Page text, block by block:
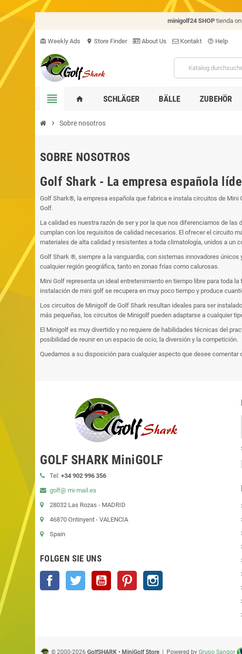
minigolf24 SHOP tienda
card_giftcard Weekly Ads location_on Store Finder About Us Kontakt help_outline Help
view_headline home SCHLÄGER BÄLLE ZUBEHÖR
chevron_right Sobre nosotros
SOBRE NOSOTROS
Golf Shark - La empresa española
Golf Shark®, la empresa española que fabrica e instala circuitos de Mini
Golf.
La calidad es nuestra razón de ser y por la que nos diferenciamos de
cumplan con los requisitos de calidad necesarios. El ofrecer el circuito
materiales de alta calidad y resistentes a toda climatología, unidos a un
Golf Shark ®, siempre a la vanguardia, con sistemas innovadores
cualquier región geográfica, tanto en zonas frías como calurosas.
Mini Golf representa un ideal entretenimiento en tiempo libre para toda
instalación de mini golf se recupera en muy poco tiempo y produce
Los circuitos de Minigolf de Golf Shark resultan ideales para ser
más pequeñas, los circuitos de Minigolf pueden adaptarse a cualquier
El Minigolf es muy divertido y no requiere de habilidades técnicas del
posibilidad de reunir en un espacio de ocio, la diversión y la competición.
Quedamos a su disposición para cualquier aspecto que desee comentar
GOLF SHARK MiniGOLF
Tel: +34 902 996 356
golf@ mi-mail.es
28032 Las Rozas - MADRID
46870 Ontinyent - VALENCIA
Spain
FOLGEN SIE UNS
Facebook Twitter YouTube Pinterest
© 2000-2026 GolfSHARK • MiniGolf Store| Powered by Grupo Sangor